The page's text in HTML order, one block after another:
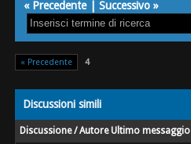
« Precedente|Successivo »
« Precedente 4
Discussioni simili
Discussione / Autore Ultimo messaggio